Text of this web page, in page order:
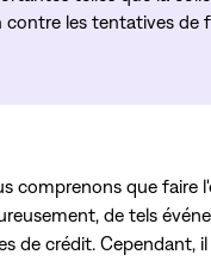
les tentatives de
comprenons que faire
de tels
de crédit. Cependant,